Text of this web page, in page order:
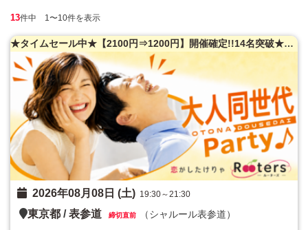
13件中 1〜10件を表示
★タイムセール中★【2100円⇒1200円】開催確定!!14名突破★女性オススメ♪【完全着席】50名限定★大人同世代恋活パーティー♪
2026年08月08日 (土) 19:30～21:30
東京都 /表参道 締切直前 （シャルール表参道）